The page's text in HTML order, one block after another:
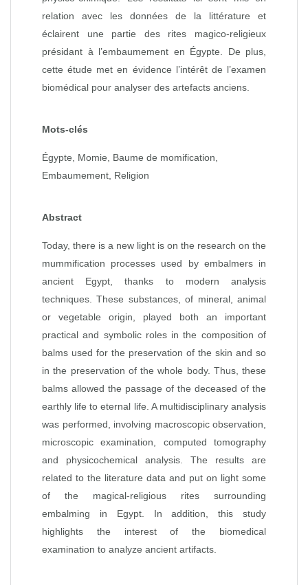
relation avec les données de la littérature et
éclairent une partie des rites magico-religieux
présidant à l’embaumement en Égypte. De plus,
cette étude met en évidence l’intérêt de l’examen
biomédical pour analyser des artefacts anciens.
Mots-clés
Égypte, Momie, Baume de momification,
Embaumement, Religion
Abstract
Today, there is a new light is on the research on the
mummification processes used by embalmers in
ancient Egypt, thanks to modern analysis
techniques. These substances, of mineral, animal
or vegetable origin, played both an important
practical and symbolic roles in the composition of
balms used for the preservation of the skin and so
in the preservation of the whole body. Thus, these
balms allowed the passage of the deceased of the
earthly life to eternal life. A multidisciplinary analysis
was performed, involving macroscopic observation,
microscopic examination, computed tomography
and physicochemical analysis. The results are
related to the literature data and put on light some
of the magical-religious rites surrounding
embalming in Egypt. In addition, this study
highlights the interest of the biomedical
examination to analyze ancient artifacts.